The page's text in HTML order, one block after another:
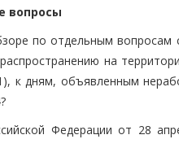
вопросы
по отдельным вопросам
на
к дням, объявленным
Федерации от 28